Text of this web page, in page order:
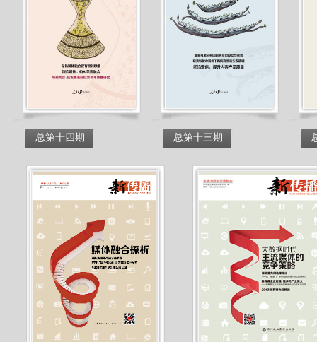
总第十四期 总第十三期